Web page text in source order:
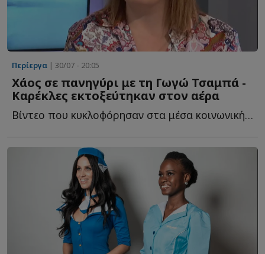
Περίεργα | 30/07 - 20:05
Χάος σε πανηγύρι με τη Γωγώ Τσαμπά -
Καρέκλες εκτοξεύτηκαν στον αέρα
Βίντεο που κυκλοφόρησαν στα μέσα κοινωνικής δικτύωσης κ...